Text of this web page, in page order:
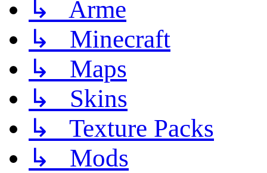
↳ Arme
↳ Minecraft
↳ Maps
↳ Skins
↳ Texture Packs
↳ Mods